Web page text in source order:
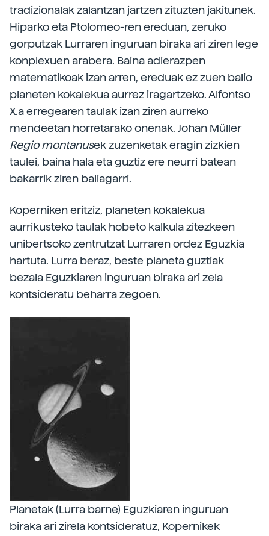
tradizionalak zalantzan jartzen zituzten jakitunek.
Hiparko eta Ptolomeo-ren ereduan, zeruko
gorputzak Lurraren inguruan biraka ari ziren lege
konplexuen arabera. Baina adierazpen
matematikoak izan arren, ereduak ez zuen balio
planeten kokalekua aurrez iragartzeko. Alfontso
X.a erregearen taulak izan ziren aurreko
mendeetan horretarako onenak. Johan Müller
Regio montanusek zuzenketak eragin zizkien
taulei, baina hala eta guztiz ere neurri batean
bakarrik ziren baliagarri.
Koperniken eritziz, planeten kokalekua
aurrikusteko taulak hobeto kalkula zitezkeen
unibertsoko zentrutzat Lurraren ordez Eguzkia
hartuta. Lurra beraz, beste planeta guztiak
bezala Eguzkiaren inguruan biraka ari zela
kontsideratu beharra zegoen.
Planetak (Lurra barne) Eguzkiaren inguruan
biraka ari zirela kontsideratuz, Kopernikek